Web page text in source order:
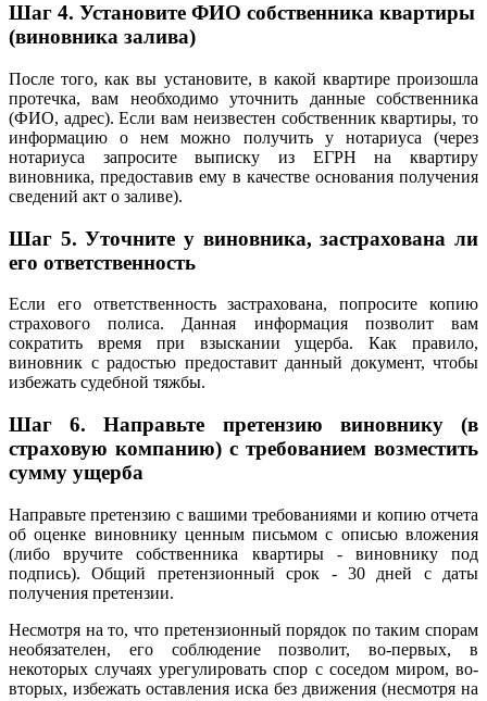
Шаг 4. Установите ФИО собственника квартиры
(виновника залива)
После того, как вы установите, в какой квартире произошла
протечка, вам необходимо уточнить данные собственника
(ФИО, адрес). Если вам неизвестен собственник квартиры, то
информацию о нем можно получить у нотариуса (через
нотариуса запросите выписку из ЕГРН на квартиру
виновника, предоставив ему в качестве основания получения
сведений акт о заливе).
Шаг 5. Уточните у виновника, застрахована ли
его ответственность
Если его ответственность застрахована, попросите копию
страхового полиса. Данная информация позволит вам
сократить время при взыскании ущерба. Как правило,
виновник с радостью предоставит данный документ, чтобы
избежать судебной тяжбы.
Шаг 6. Направьте претензию виновнику (в
страховую компанию) с требованием возместить
сумму ущерба
Направьте претензию с вашими требованиями и копию отчета
об оценке виновнику ценным письмом с описью вложения
(либо вручите собственника квартиры - виновнику под
подпись). Общий претензионный срок - 30 дней с даты
получения претензии.
Несмотря на то, что претензионный порядок по таким спорам
необязателен, его соблюдение позволит, во-первых, в
некоторых случаях урегулировать спор с соседом миром, во-
вторых, избежать оставления иска без движения (несмотря на